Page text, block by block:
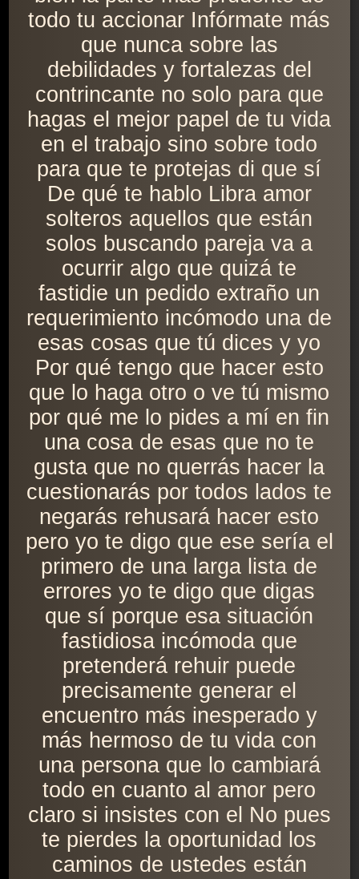
todo tu accionar Infórmate más
que nunca sobre las
debilidades y fortalezas del
contrincante no solo para que
hagas el mejor papel de tu vida
en el trabajo sino sobre todo
para que te protejas di que sí
De qué te hablo Libra amor
solteros aquellos que están
solos buscando pareja va a
ocurrir algo que quizá te
fastidie un pedido extraño un
requerimiento incómodo una de
esas cosas que tú dices y yo
Por qué tengo que hacer esto
que lo haga otro o ve tú mismo
por qué me lo pides a mí en fin
una cosa de esas que no te
gusta que no querrás hacer la
cuestionarás por todos lados te
negarás rehusará hacer esto
pero yo te digo que ese sería el
primero de una larga lista de
errores yo te digo que digas
que sí porque esa situación
fastidiosa incómoda que
pretenderá rehuir puede
precisamente generar el
encuentro más inesperado y
más hermoso de tu vida con
una persona que lo cambiará
todo en cuanto al amor pero
claro si insistes con el No pues
te pierdes la oportunidad los
caminos de ustedes están